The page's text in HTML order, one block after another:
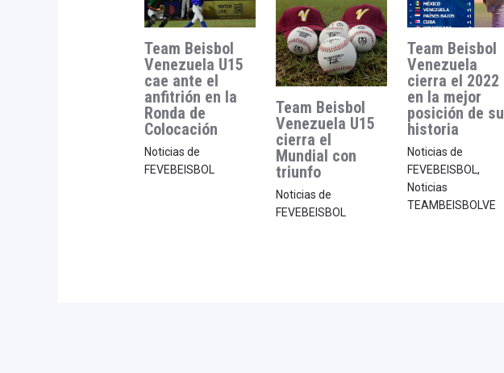
Team Beisbol
Venezuela U15
cae ante el
anfitrión en la
Ronda de
Colocación
Noticias de
FEVEBEISBOL
Team Beisbol
Venezuela U15
cierra el
Mundial con
triunfo
Noticias de
FEVEBEISBOL
Team Beisbol
Venezuela
cierra el 2022
en la mejor
posición de su
historia
Noticias de
FEVEBEISBOL,
Noticias
TEAMBEISBOLVE